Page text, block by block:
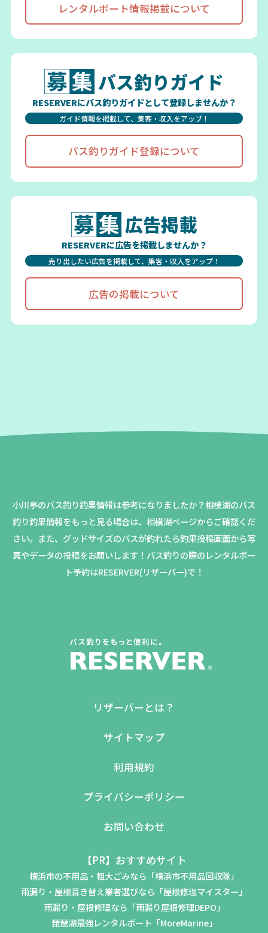
レンタルボート情報掲載について
バス釣りガイド
RESERVERにバス釣りガイドとして登録しませんか？
ガイド情報を掲載して、集客・収入をアップ！
バス釣りガイド登録について
広告掲載
RESERVERに広告を掲載しませんか？
売り出したい広告を掲載して、集客・収入をアップ！
広告の掲載について
小川亭のバス釣り釣果情報は参考になりましたか？相模湖のバス
釣り釣果情報をもっと見る場合は、相模湖ページからご確認くだ
さい。 また、グッドサイズのバスが釣れたら釣果投稿画面から写
真やデータの投稿をお願いします！バス釣りの際のレンタルボー
ト予約はRESERVER(リザーバー)で！
リザーバーとは？
サイトマップ
利用規約
プライバシーポリシー
お問い合わせ
【PR】おすすめサイト
横浜市の不用品・粗大ごみなら「横浜市不用品回収隊」
雨漏り・屋根葺き替え業者選びなら「屋根修理マイスター」
雨漏り・屋根修理なら「雨漏り屋根修理DEPO」
琵琶湖最強レンタルボート「MoreMarine」